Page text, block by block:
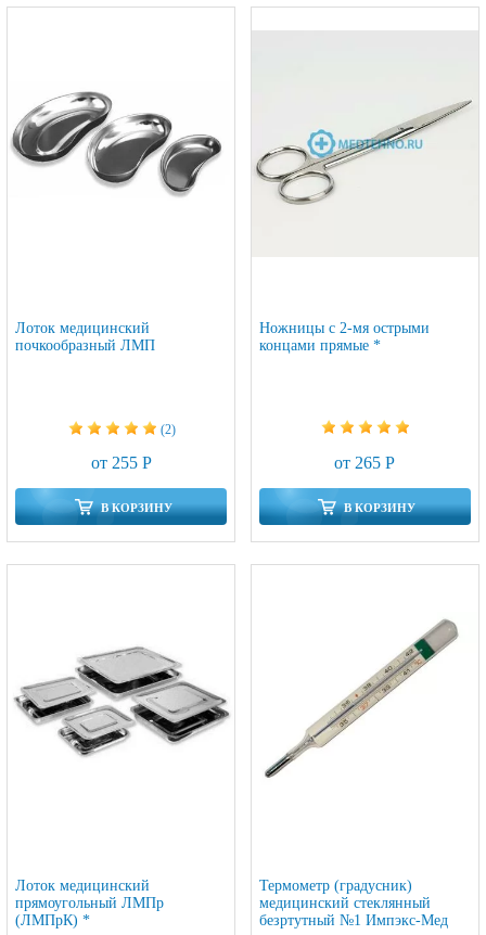
Лоток медицинский
почкообразный ЛМП
(2)
от 255 Р
В КОРЗИНУ
Ножницы с 2-мя острыми
концами прямые *
от 265 Р
В КОРЗИНУ
Лоток медицинский
прямоугольный ЛМПр
(ЛМПрК) *
Термометр (градусник)
медицинский стеклянный
безртутный №1 Импэкс-Мед